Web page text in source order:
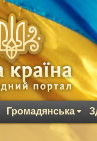
Громадянська